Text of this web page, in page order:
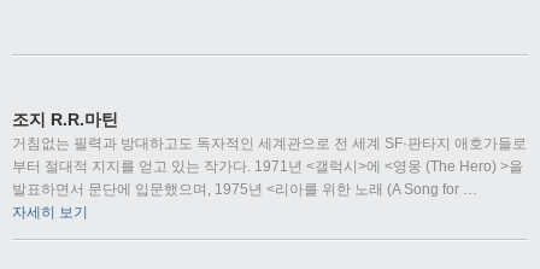
조지 R.R.마틴
거침없는 필력과 방대하고도 독자적인 세계관으로 전 세계 SF·판타지 애호가들로
부터 절대적 지지를 얻고 있는 작가다. 1971년 <갤럭시>에 <영웅 (The Hero) >을
발표하면서 문단에 입문했으며, 1975년 <리아를 위한 노래 (A Song for
자세히 보기